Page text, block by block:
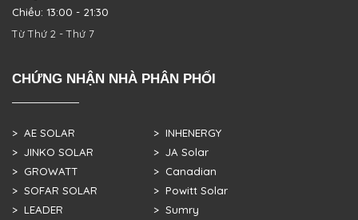
Chiều: 13:00 - 21:30
Từ Thứ 2 - Thứ 7
CHỨNG NHẬN NHÀ PHÂN PHỐI
> AE SOLAR
> JINKO SOLAR
> GROWATT
> SOFAR SOLAR
> LEADER
> INHENERGY
> JA Solar
> Canadian
> Powitt Solar
> Sumry